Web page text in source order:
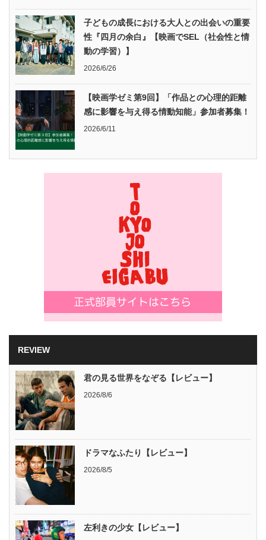
子どもの成長における大人との出会いの重要
性『四月の余白』【映画でSEL（社会性と情
動の学習）】
2026/6/26
【映画学ゼミ第9回】「作品との心理的距離
感に影響を与え得る情動知能」参加者募集！
2026/6/11
REVIEW
君の見る世界をなぞる【レビュー】
2026/8/6
ドラマなふたり【レビュー】
2026/8/5
左利きの少女【レビュー】